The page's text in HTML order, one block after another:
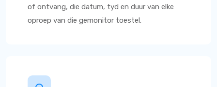
of ontvang, die datum, tyd en duur van elke
oproep van die gemonitor toestel.